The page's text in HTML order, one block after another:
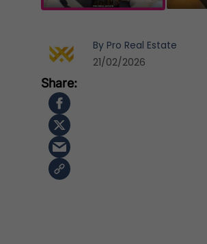
By Pro Real Estate
21/02/2026